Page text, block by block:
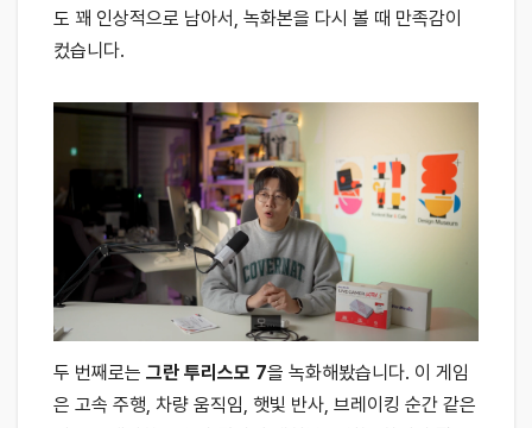
도 꽤 인상적으로 남아서, 녹화본을 다시 볼 때 만족감이
컸습니다.
두 번째로는 그란 투리스모 7을 녹화해봤습니다. 이 게임
은 고속 주행, 차량 움직임, 햇빛 반사, 브레이킹 순간 같은